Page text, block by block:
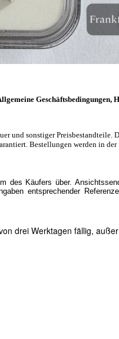
Geschäftsbedingungen,
und sonstiger
Bestellungen werden in
Käufers über.
entsprechender
drei Werktagen fällig,